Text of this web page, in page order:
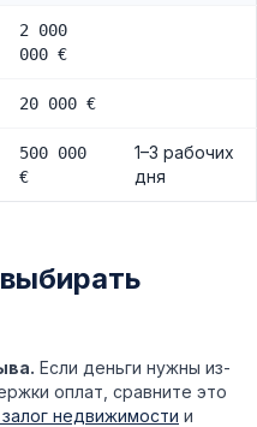
2 000
000 €
20 000 €
500 000
€
1–3 рабочих
дня
Если деньги нужны из-
оплат, сравните это
недвижимости и